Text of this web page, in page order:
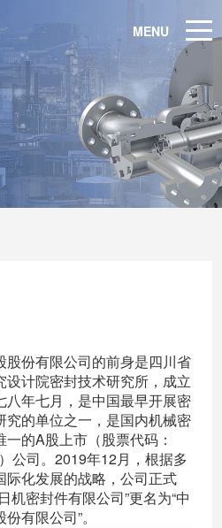
MENU
股份有限公司的前身是四川省
设计院密封技术研究所，成立
八年七月，是中国最早开展密
究的单位之一，是国内机械密
一的A股上市（股票代码：
公司。2019年12月，根据多
际化发展的战略，公司正式
机密封件有限公司”更名为“中
有限公司”。